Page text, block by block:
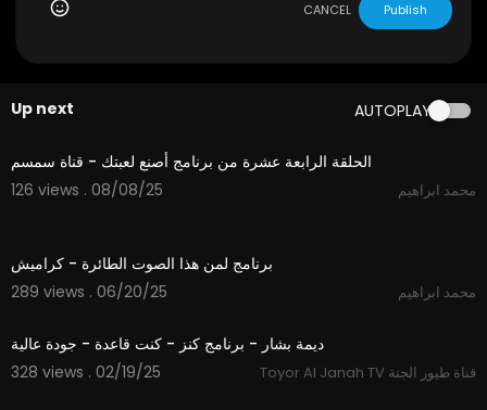
CANCEL Publish
Up next AUTOPLAY
12:05
الحلقة الرابعة عشرة من برنامج أصنع لعبتك - قناة سمسم
126 views . 08/08/25
محمد ابراهيم
برنامج لمن هذا الصوت الطائرة - كراميش
289 views . 06/20/25
محمد ابراهيم
ديمة بشار - برنامج كنز - كنت قاعدة - جودة عالية
328 views . 02/19/25
Toyor Al Janah TV قناة طيور الجنة